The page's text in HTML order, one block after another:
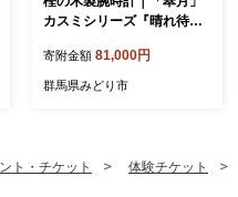
カスミシリーズ『晴れ待ち
ろ】
寄附金額 81,000円
群馬県みどり市
ト・チケット 体験チケット